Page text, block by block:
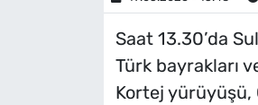
Saat 13.30’da
Türk bayrakları
Kortej yürüyüşü,